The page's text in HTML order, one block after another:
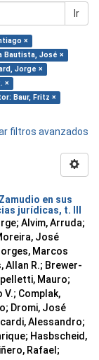
Ir
×
Bautista, José ×
Jorge ×
×
Baur, Fritz ×
filtros avanzados
en sus
jurídicas, t. III
Alvim, Arruda;
José
Marcos
Allan R.; Brewer-
Mauro;
Complak,
Dromi, José
Alessandro;
Hasbscheid,
Rafael;